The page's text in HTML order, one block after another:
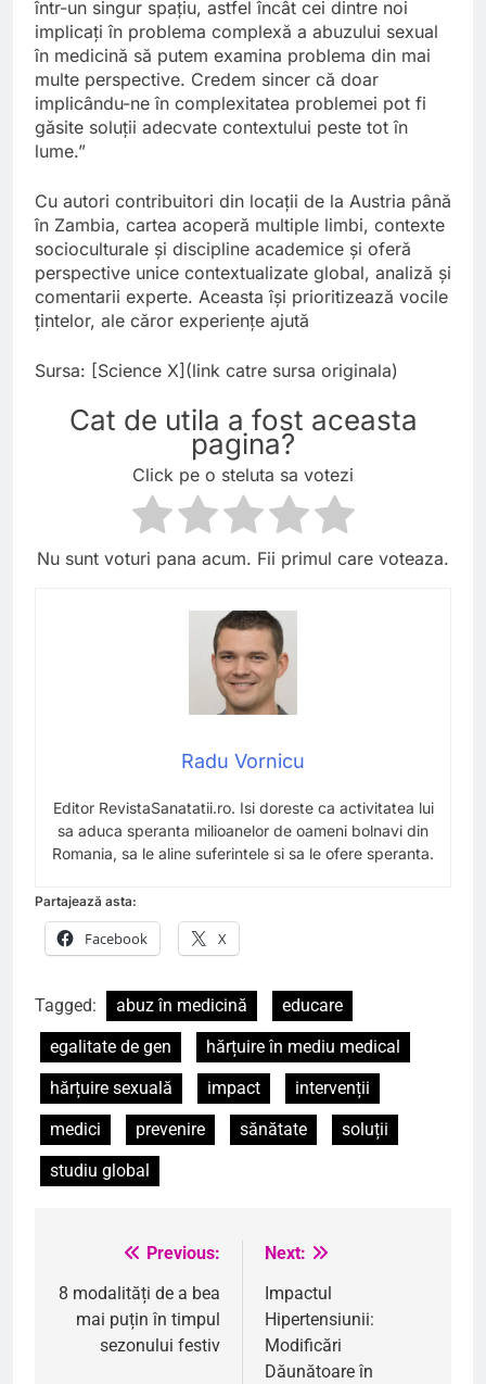
într-un singur spațiu, astfel încât cei dintre noi
implicați în problema complexă a abuzului sexual
în medicină să putem examina problema din mai
multe perspective. Credem sincer că doar
implicându-ne în complexitatea problemei pot fi
găsite soluții adecvate contextului peste tot în
lume.”
Cu autori contribuitori din locații de la Austria până
în Zambia, cartea acoperă multiple limbi, contexte
socioculturale și discipline academice și oferă
perspective unice contextualizate global, analiză și
comentarii experte. Aceasta își prioritizează vocile
țintelor, ale căror experiențe ajută
Sursa: [Science X](link catre sursa originala)
Cat de utila a fost aceasta
pagina?
Click pe o steluta sa votezi
Nu sunt voturi pana acum. Fii primul care voteaza.
Radu Vornicu
Editor RevistaSanatatii.ro. Isi doreste ca activitatea lui
sa aduca speranta milioanelor de oameni bolnavi din
Romania, sa le aline suferintele si sa le ofere speranta.
Partajează asta:
Facebook X
Tagged: abuz în medicină
educare
egalitate de gen
hărțuire în mediu medical
hărțuire sexuală
impact
intervenții
medici
prevenire sănătate
soluții
studiu global
Navigare
în
articole
Previous:
8 modalități de a bea
mai puțin în timpul
sezonului festiv
Next:
Impactul
Hipertensiunii:
Modificări
Dăunătoare în